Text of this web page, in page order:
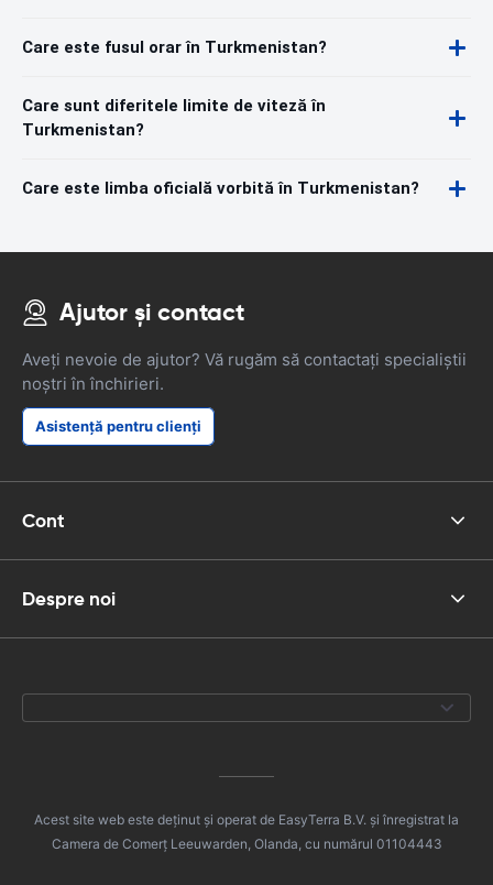
Care este fusul orar în Turkmenistan?
Care sunt diferitele limite de viteză în
Turkmenistan?
Care este limba oficială vorbită în Turkmenistan?
Ajutor și contact
Aveți nevoie de ajutor? Vă rugăm să contactați specialiștii
noștri în închirieri.
Asistență pentru clienți
Cont
Despre noi
Acest site web este deținut și operat de EasyTerra B.V. și înregistrat la
Camera de Comerț Leeuwarden, Olanda, cu numărul 01104443